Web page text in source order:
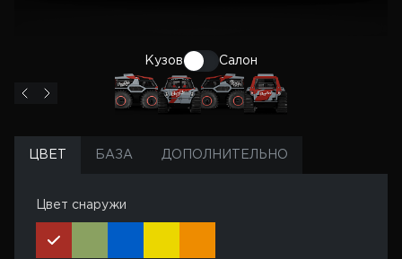
Кузов Салон
ЦВЕТ БАЗА ДОПОЛНИТЕЛЬНО
Цвет снаружи